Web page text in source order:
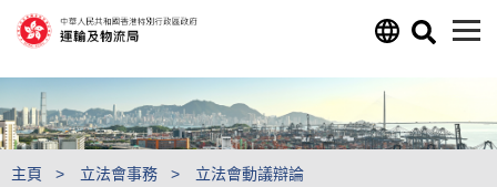
主頁 立法會事務 立法會動議辯論